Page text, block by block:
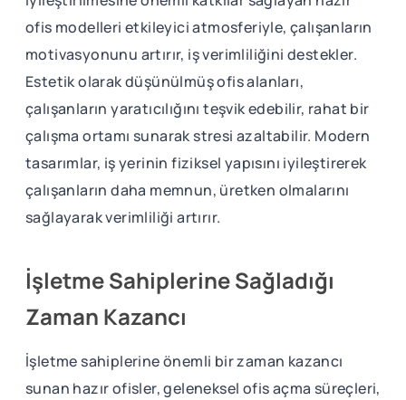
ofis modelleri etkileyici atmosferiyle, çalışanların
motivasyonunu artırır, iş verimliliğini destekler.
Estetik olarak düşünülmüş ofis alanları,
çalışanların yaratıcılığını teşvik edebilir, rahat bir
çalışma ortamı sunarak stresi azaltabilir. Modern
tasarımlar, iş yerinin fiziksel yapısını iyileştirerek
çalışanların daha memnun, üretken olmalarını
sağlayarak verimliliği artırır.
İşletme Sahiplerine Sağladığı
Zaman Kazancı
İşletme sahiplerine önemli bir zaman kazancı
sunan hazır ofisler, geleneksel ofis açma süreçleri,